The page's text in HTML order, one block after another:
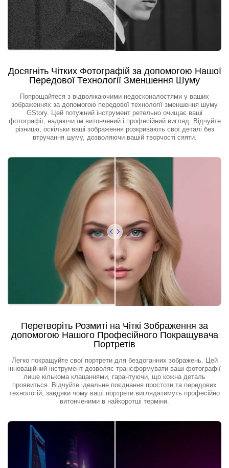
Досягніть Чітких Фотографій за допомогою Нашої
Передової Технології Зменшення Шуму
Попрощайтеся з відволікаючими недосконалостями у ваших
зображеннях за допомогою передової технології зменшення шуму
GStory. Цей потужний інструмент ретельно очищає ваші
фотографії, надаючи їм витончений і професійний вигляд. Відчуйте
різницю, оскільки ваші зображення розкривають свої деталі без
втручання шуму, дозволяючи вашій творчості сяяти.
Перетворіть Розмиті на Чіткі Зображення за
допомогою Нашого Професійного Покращувача
Портретів
Легко покращуйте свої портрети для бездоганних зображень. Цей
інноваційний інструмент дозволяє трансформувати ваші фотографії
лише кількома клацаннями, гарантуючи, що кожна деталь
проявиться. Відчуйте ідеальне поєднання простоти та передових
технологій, завдяки чому ваші портрети виглядатимуть професійно
витонченими в найкоротші терміни.